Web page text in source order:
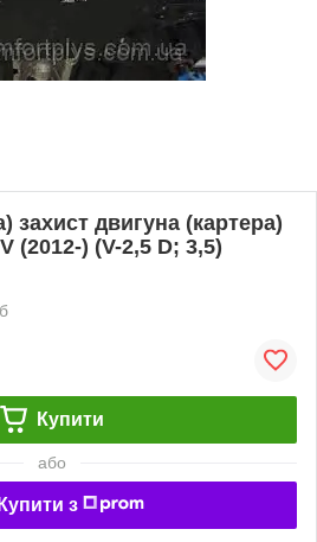
захист двигуна (картера)
(2012-) (V-2,5 D; 3,5)
Купити
або
Купити з